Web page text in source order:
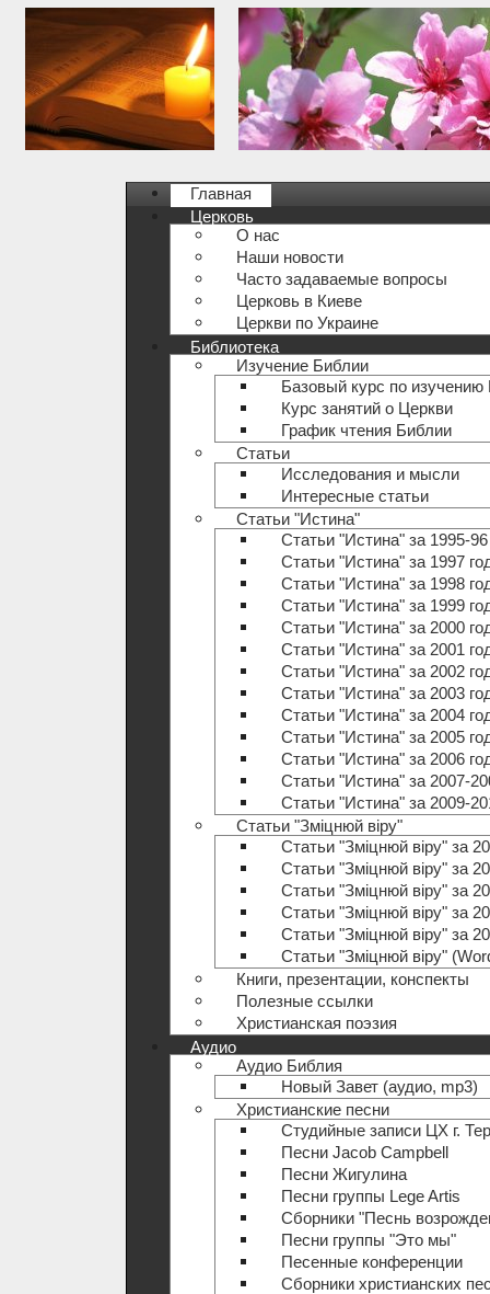
Главная
Церковь
О нас
Наши новости
Часто задаваемые вопросы
Церковь в Киеве
Церкви по Украине
Библиотека
Изучение Библии
Базовый курс по изучению
Курс занятий о Церкви
График чтения Библии
Статьи
Исследования и мысли
Интересные статьи
Статьи "Истина"
Статьи "Истина" за 1995-
Статьи "Истина" за 1997
Статьи "Истина" за 1998
Статьи "Истина" за 1999
Статьи "Истина" за 2000
Статьи "Истина" за 2001
Статьи "Истина" за 2002
Статьи "Истина" за 2003
Статьи "Истина" за 2004
Статьи "Истина" за 2005
Статьи "Истина" за 2006
Статьи "Истина" за 2007-
Статьи "Истина" за 2009-
Статьи "Зміцнюй віру"
Статьи "Зміцнюй віру" за
Статьи "Зміцнюй віру" за
Статьи "Зміцнюй віру" за
Статьи "Зміцнюй віру" за
Статьи "Зміцнюй віру" за
Статьи "Зміцнюй віру"
Книги, презентации, конспекты
Полезные ccылки
Христианская поэзия
Аудио
Аудио Библия
Новый Завет (аудио, mp3)
Христианские песни
Студийные записи ЦХ г.
Песни Jacob Campbell
Песни Жигулина
Песни группы Lege Artis
Сборники "Песнь
Песни группы "Это мы"
Песенные конференции
Сборники христианских